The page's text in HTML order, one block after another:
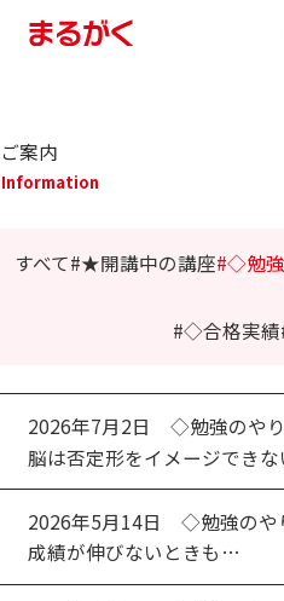
ご案内
Information
すべて ★開講中の講座 ◇勉
◇合格実績
2026年7月2日
◇勉強のや
脳は否定形をイメージできな
2026年5月14日
◇勉強のや
成績が伸びないときも…